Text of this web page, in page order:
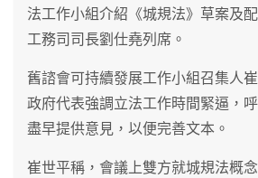
法工作小組介紹《城規法》草案及
工務司司長劉仕堯列席。
舊諮會可持續發展工作小組召集人
政府代表強調立法工作時間緊逼，
盡早提供意見，以便完善文本。
崔世平稱，會議上雙方就城規法概